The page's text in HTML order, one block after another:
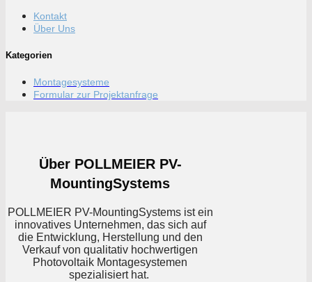
Kontakt
Über Uns
Kategorien
Montagesysteme
Formular zur Projektanfrage
Über POLLMEIER PV-
MountingSystems
POLLMEIER PV-MountingSystems ist ein
innovatives Unternehmen, das sich auf
die Entwicklung, Herstellung und den
Verkauf von qualitativ hochwertigen
Photovoltaik Montagesystemen
spezialisiert hat.